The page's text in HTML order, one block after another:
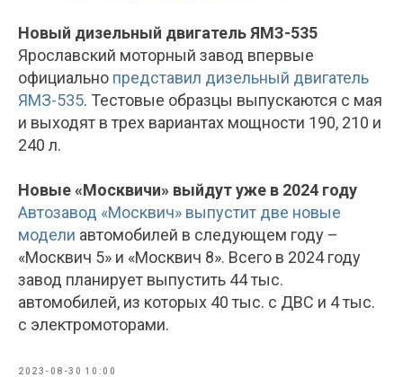
Новый дизельный двигатель ЯМЗ-535
Ярославский моторный завод впервые
официально представил дизельный двигатель
ЯМЗ-535. Тестовые образцы выпускаются с мая
и выходят в трех вариантах мощности 190, 210 и
240 л.
Новые «Москвичи» выйдут уже в 2024 году
Автозавод «Москвич» выпустит две новые
модели автомобилей в следующем году –
«Москвич 5» и «Москвич 8». Всего в 2024 году
завод планирует выпустить 44 тыс.
автомобилей, из которых 40 тыс. с ДВС и 4 тыс.
с электромоторами.
2023-08-30 10:00